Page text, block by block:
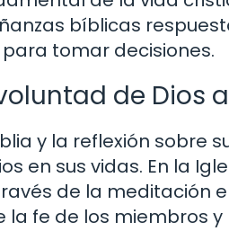
bíblicas
tomar decisiones.
de Dios
y la reflexión sobre
en sus vidas. En la
de la meditación
fe de los miembros